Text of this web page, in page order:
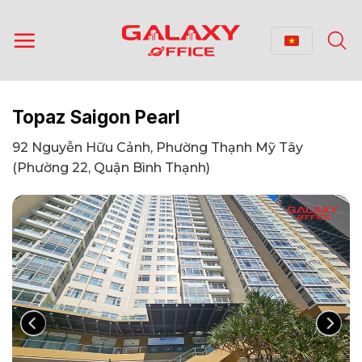
qua
nội
Topaz Saigon Pearl
92 Nguyễn Hữu Cảnh, Phường Thạnh Mỹ Tây
(Phường 22, Quận Bình Thạnh)